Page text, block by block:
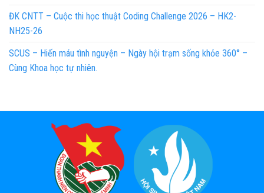
ĐK CNTT – Cuộc thi học thuật Coding Challenge 2026 – HK2-
NH25-26
SCUS – Hiến máu tình nguyện – Ngày hội trạm sống khỏe 360° –
Cùng Khoa học tự nhiên.